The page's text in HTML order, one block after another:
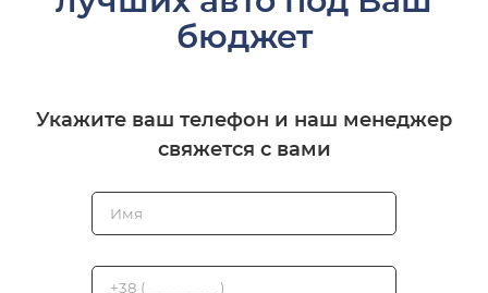
бюджет
Укажите ваш телефон и наш менеджер
свяжется с вами